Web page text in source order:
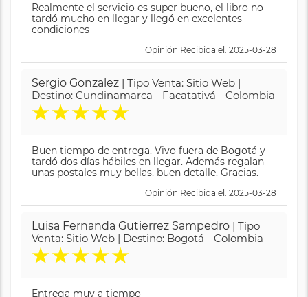
Realmente el servicio es super bueno, el libro no
tardó mucho en llegar y llegó en excelentes
condiciones
Opinión Recibida el: 2025-03-28
Sergio Gonzalez | Tipo Venta: Sitio Web |
Destino: Cundinamarca - Facatativá - Colombia
★★★★★
Buen tiempo de entrega. Vivo fuera de Bogotá y
tardó dos días hábiles en llegar. Además regalan
unas postales muy bellas, buen detalle. Gracias.
Opinión Recibida el: 2025-03-28
Luisa Fernanda Gutierrez Sampedro | Tipo
Venta: Sitio Web | Destino: Bogotá - Colombia
★★★★★
Entrega muy a tiempo